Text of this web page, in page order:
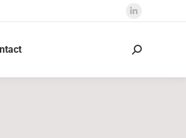
La
LinkedIn
Recherche